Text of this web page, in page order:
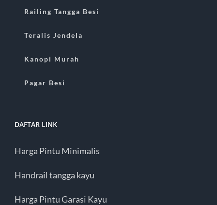
Railing Tangga Besi
Teralis Jendela
Kanopi Murah
Pagar Besi
DAFTAR LINK
Harga Pintu Minimalis
Handrail tangga kayu
Harga Pintu Garasi Kayu